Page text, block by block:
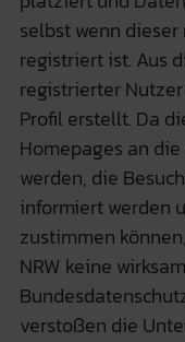
selbst wenn
registriert ist. Aus
registrierter
Profil erstellt. Da
Homepages an
werden, die
informiert werden
zustimmen
NRW keine
verstoßen die